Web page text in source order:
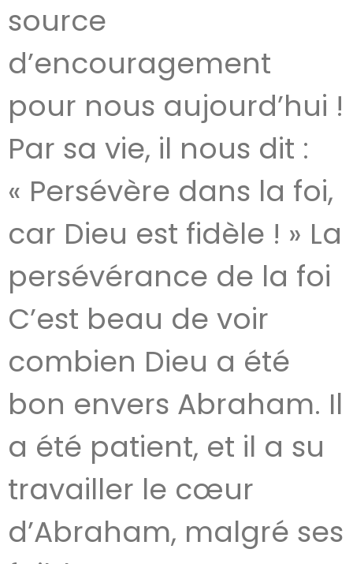
source
d’encouragement
pour nous aujourd’hui !
Par sa vie, il nous dit :
« Persévère dans la foi,
car Dieu est fidèle ! » La
persévérance de la foi
C’est beau de voir
combien Dieu a été
bon envers Abraham. Il
a été patient, et il a su
travailler le cœur
d’Abraham, malgré ses